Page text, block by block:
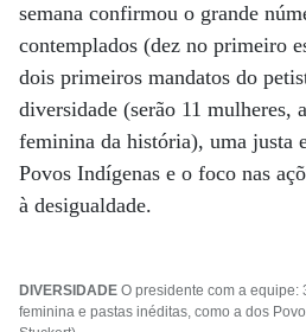
semana confirmou o grande
contemplados (dez no primeiro
dois primeiros mandatos do
diversidade (serão 11 mulheres,
feminina da história), uma justa
Povos Indígenas e o foco nas
à desigualdade.
DIVERSIDADE O presidente com a equipe:
feminina e pastas inéditas, como a dos